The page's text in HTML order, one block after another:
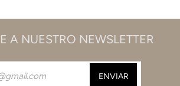
A NUESTRO NEWSLETTER